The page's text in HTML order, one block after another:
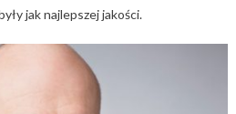
jak najlepszej jakości.